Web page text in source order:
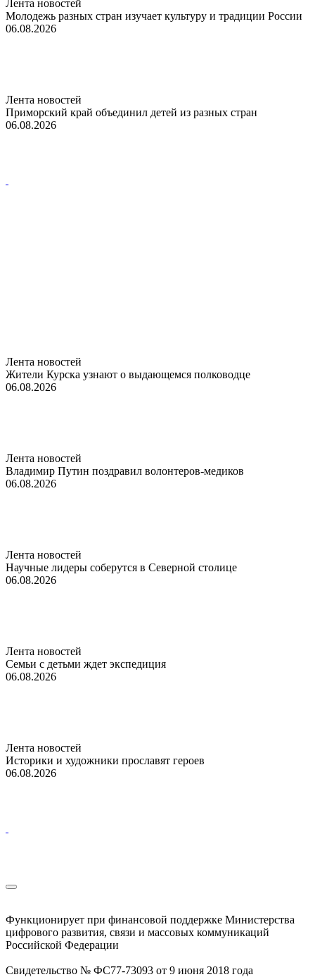
Лента новостей
Молодежь разных стран изучает культуру и традиции России
06.08.2026
Лента новостей
Приморский край объединил детей из разных стран
06.08.2026
Лента новостей
Жители Курска узнают о выдающемся полководце
06.08.2026
Лента новостей
Владимир Путин поздравил волонтеров-медиков
06.08.2026
Лента новостей
Научные лидеры соберутся в Северной столице
06.08.2026
Лента новостей
Семьи с детьми ждет экспедиция
06.08.2026
Лента новостей
Историки и художники прославят героев
06.08.2026
Функционирует при финансовой поддержке Министерства
цифрового развития, связи и массовых коммуникаций
Российской Федерации
Свидетельство № ФС77-73093 от 9 июня 2018 года